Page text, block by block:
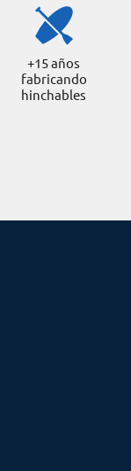
+15 años
fabricando
hinchables